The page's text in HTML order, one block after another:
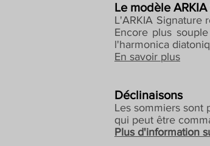
Le modèle
L'ARKIA Signature
Encore plus
l'harmonica
En savoir plus
Déclinaisons
Les sommiers sont
qui peut être
Plus d'information